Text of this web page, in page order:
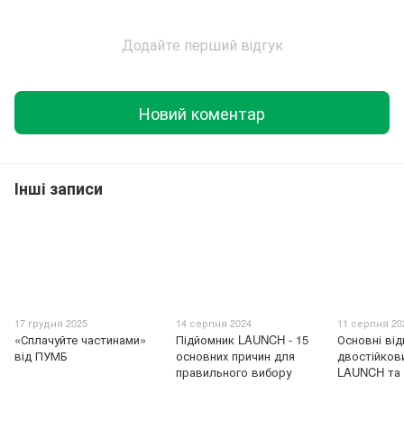
Додайте перший відгук
Новий коментар
Інші записи
17 грудня 2025
«Сплачуйте частинами»
від ПУМБ
14 серпня 2024
Підйомник LAUNCH - 15
основних причин для
правильного вибору
11 серпня
Основні
LAUNCH